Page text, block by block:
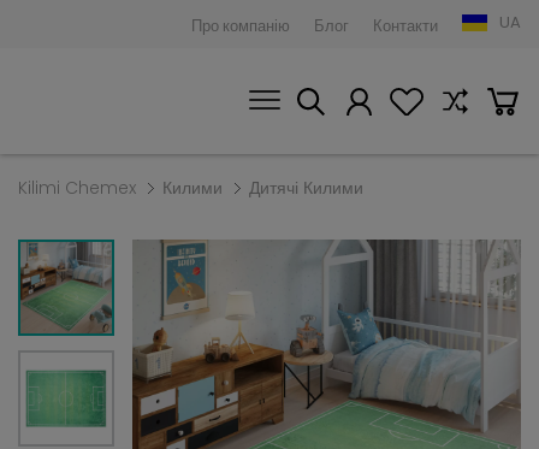
Про компанію Блог Контакти UA
Kilimi Chemex Килими Дитячі Килими